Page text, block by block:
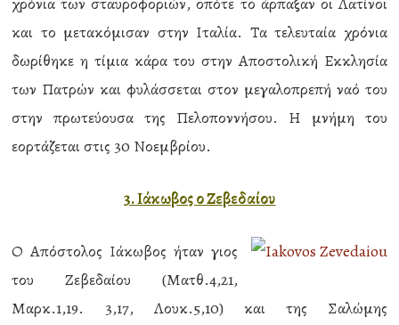
και το μετακόμισαν στην Ιταλία. Τα τελευταία χρόνια
δωρίθηκε η τίμια κάρα του στην Αποστολική Εκκλησία
των Πατρών και φυλάσσεται στον μεγαλοπρεπή ναό του
στην πρωτεύουσα της Πελοποννήσου. Η μνήμη του
εορτάζεται στις 30 Νοεμβρίου.
3. Ιάκωβος ο Ζεβεδαίου
Ο Απόστολος Ιάκωβος ήταν γιος
του Ζεβεδαίου (Ματθ.4,21,
Μαρκ.1,19. 3,17, Λουκ.5,10) και της Σαλώμης